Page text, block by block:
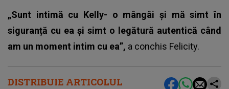
DISTRIBUIE ARTICOLUL
„Sunt intimă cu Kelly- o mângâi și mă simt în
siguranță cu ea și simt o legătură autentică când
am un moment intim cu ea”, a conchis Felicity.